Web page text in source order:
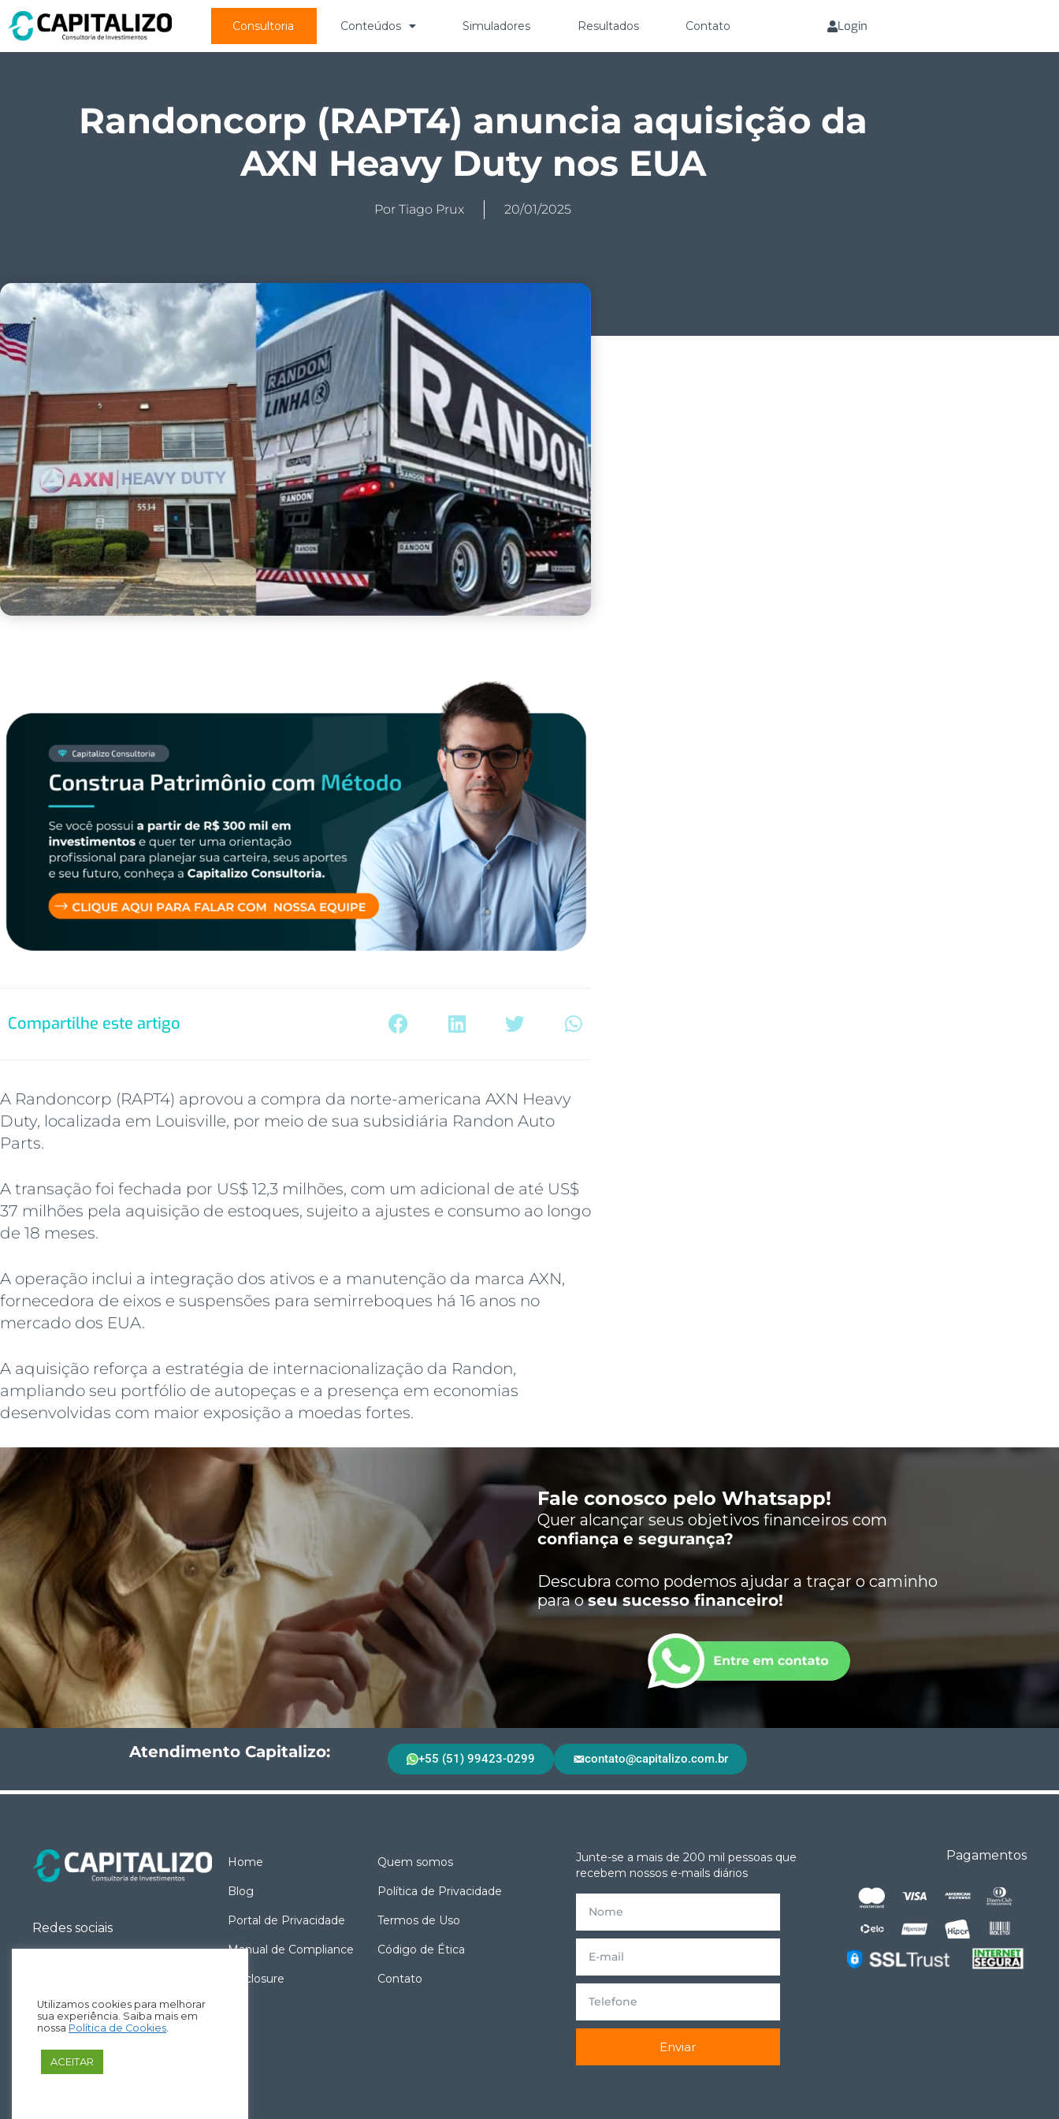
Consultoria Conteúdos Simuladores Resultados Contato Login
Randoncorp (RAPT4) anuncia aquisição da
AXN Heavy Duty nos EUA
Por Tiago Prux 20/01/2025
Compartilhe este artigo
A Randoncorp (RAPT4) aprovou a compra da norte-americana AXN Heavy
Duty, localizada em Louisville, por meio de sua subsidiária Randon Auto
Parts.
A transação foi fechada por US$ 12,3 milhões, com um adicional de até US$
37 milhões pela aquisição de estoques, sujeito a ajustes e consumo ao longo
de 18 meses.
A operação inclui a integração dos ativos e a manutenção da marca AXN,
fornecedora de eixos e suspensões para semirreboques há 16 anos no
mercado dos EUA.
A aquisição reforça a estratégia de internacionalização da Randon,
ampliando seu portfólio de autopeças e a presença em economias
desenvolvidas com maior exposição a moedas fortes.
Fale conosco pelo Whatsapp!
Quer alcançar seus objetivos financeiros com
confiança e segurança?
Descubra como podemos ajudar a traçar o caminho
para oseu sucesso financeiro!
Atendimento Capitalizo: +55 (51) 99423-0299 contato@capitalizo.com.br
Redes sociais
Home Quem somos
Blog Política de Privacidade
Portal de Privacidade Termos de Uso
Manual de Compliance Código de Ética
Disclosure Contato
Junte-se a mais de 200 mil pessoas que
recebem nossos e-mails diários
Enviar
Pagamentos
Utilizamos cookies para melhorar
sua experiência. Saiba mais em
nossa Política de Cookies
ACEITAR